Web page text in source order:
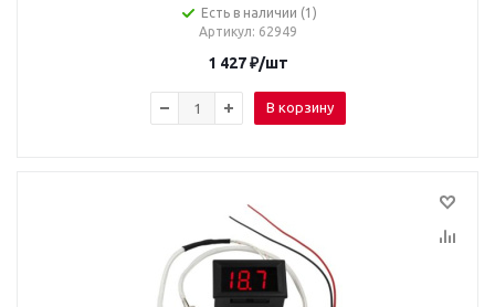
Есть в наличии (1)
Артикул: 62949
1 427₽/шт
В корзину